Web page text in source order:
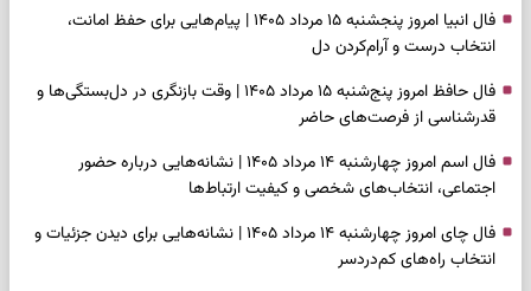
فال انبیا امروز پنجشنبه ۱۵ مرداد ۱۴۰۵ | پیام‌هایی برای حفظ امانت،
انتخاب درست و آرام‌کردن دل
فال حافظ امروز پنج‌شنبه ۱۵ مرداد ۱۴۰۵ | وقت بازنگری در دل‌بستگی‌ها و
قدرشناسی از فرصت‌های حاضر
فال اسم امروز چهارشنبه ۱۴ مرداد ۱۴۰۵ | نشانه‌هایی درباره حضور
اجتماعی، انتخاب‌های شخصی و کیفیت ارتباط‌ها
فال چای امروز چهارشنبه ۱۴ مرداد ۱۴۰۵ | نشانه‌هایی برای دیدن جزئیات و
انتخاب راه‌های کم‌دردسر